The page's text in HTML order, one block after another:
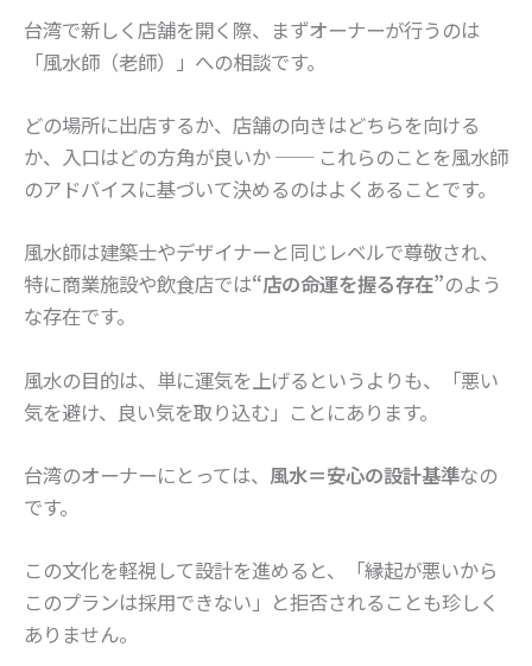
台湾で新しく店舗を開く際、まずオーナーが行うのは
「風水師（老師）」への相談です。
どの場所に出店するか、店舗の向きはどちらを向ける
か、入口はどの方角が良いか ── これらのことを風水師
のアドバイスに基づいて決めるのはよくあることです。
風水師は建築士やデザイナーと同じレベルで尊敬され、
特に商業施設や飲食店では“店の命運を握る存在”のよう
な存在です。
風水の目的は、単に運気を上げるというよりも、「悪い
気を避け、良い気を取り込む」ことにあります。
台湾のオーナーにとっては、 風水＝安心の設計基準なの
です。
この文化を軽視して設計を進めると、「縁起が悪いから
このプランは採用できない」と拒否されることも珍しく
ありません。